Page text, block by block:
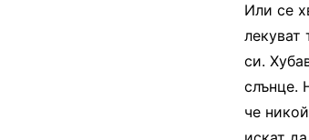
Или се
лекуват
си.
слънце.
че